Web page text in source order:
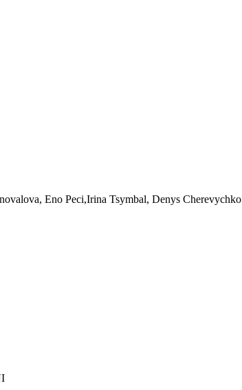
Eno Peci,Irina Tsymbal, Denys Cherevychko